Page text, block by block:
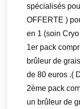
spécialisés
OFFERTE )
en 1 (soin
1er pack
brûleur de
de 80 euros .(
2ème pack
un brûleur de